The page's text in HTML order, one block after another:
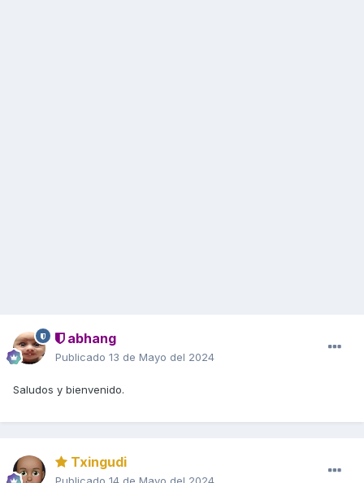
abhang
Publicado 13 de Mayo del 2024
Saludos y bienvenido.
Txingudi